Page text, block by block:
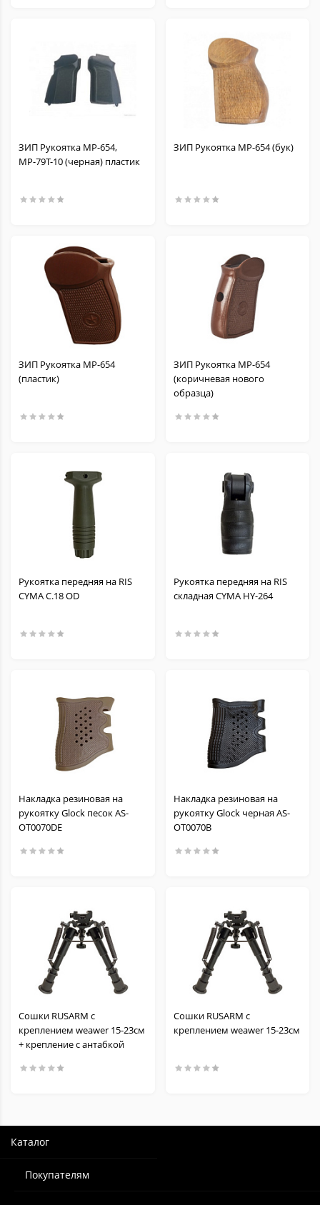
ЗИП Рукоятка МР-654,
МР-79Т-10 (черная) пластик
ЗИП Рукоятка МР-654 (бук)
ЗИП Рукоятка МР-654
(пластик)
ЗИП Рукоятка МР-654
(коричневая нового
образца)
Рукоятка передняя на RIS
CYMA C.18 OD
Рукоятка передняя на RIS
складная CYMA HY-264
Накладка резиновая на
рукоятку Glock песок AS-
OT0070DE
Накладка резиновая на
рукоятку Glock черная AS-
OT0070B
Сошки RUSARM с
креплением weawer 15-23см
+ крепление с антабкой
Сошки RUSARM с
креплением weawer 15-23см
Каталог
Покупателям